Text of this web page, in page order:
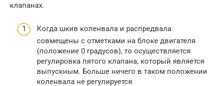
клапанах.
Когда шкив коленвала и распредвала
совмещены с отметками на блоке двигателя
(положение 0 градусов), то осуществляется
регулировка пятого клапана, который является
выпускным. Больше ничего в таком положении
коленвала не регулируется